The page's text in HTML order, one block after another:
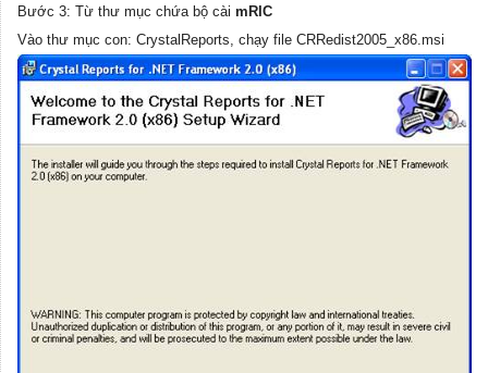
Bước 3: Từ thư mục chứa bộ cài mRIC
Vào thư mục con: CrystalReports, chạy file CRRedist2005_x86.msi